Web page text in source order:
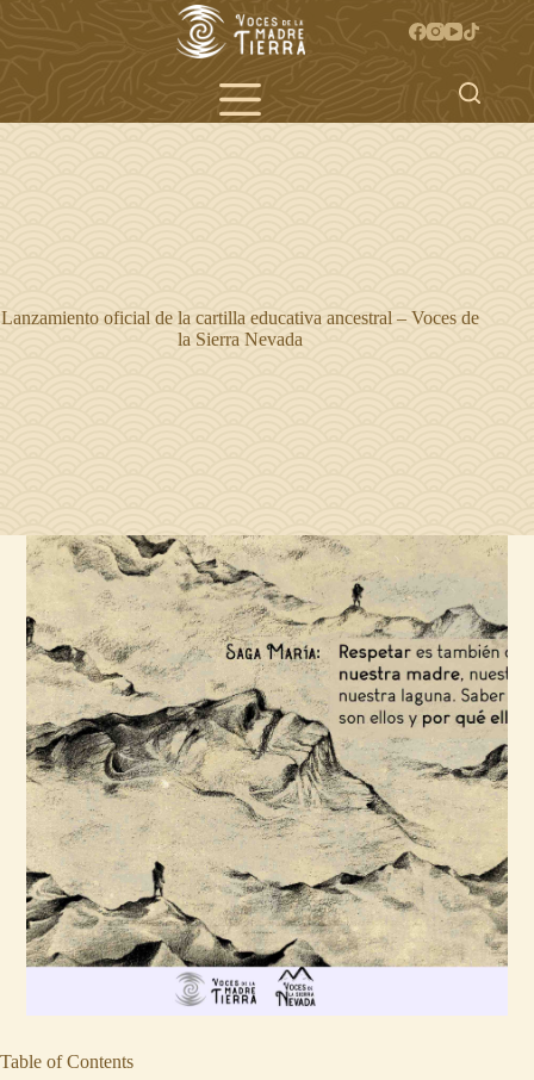
Lanzamiento oficial de la cartilla educativa ancestral – Voces de
la Sierra Nevada
Table of Contents